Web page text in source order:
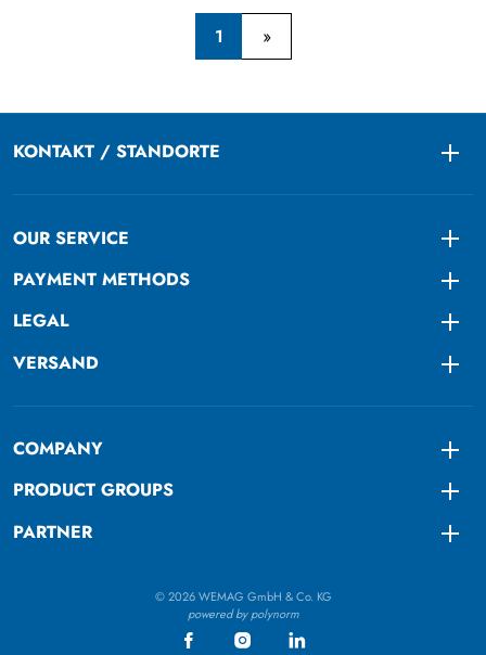
1
KONTAKT / STANDORTE
OUR SERVICE
PAYMENT METHODS
LEGAL
VERSAND
COMPANY
PRODUCT GROUPS
PARTNER
© 2026 WEMAG GmbH & Co. KG
powered by polynorm